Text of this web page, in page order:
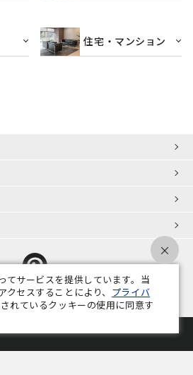
住宅・マンション
特定商取引法 会社概要 業務用家具コラム
てサービスを提供しています。当
セスすることにより、 プライバ
れているクッキーの使用に同意す
×